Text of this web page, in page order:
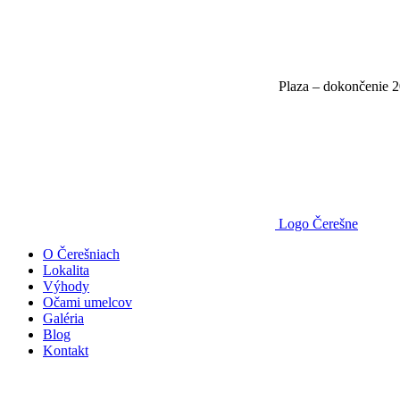
Plaza – dokončenie
Logo Čerešne
O Čerešniach
Lokalita
Výhody
Očami umelcov
Galéria
Blog
Kontakt